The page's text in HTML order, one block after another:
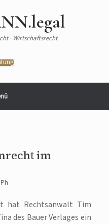
· Wirtschaftsrecht
im
hat Rechtsanwalt Tim
des Bauer Verlages ein